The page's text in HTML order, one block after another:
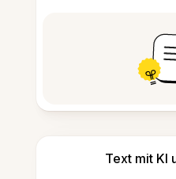
Text mit KI